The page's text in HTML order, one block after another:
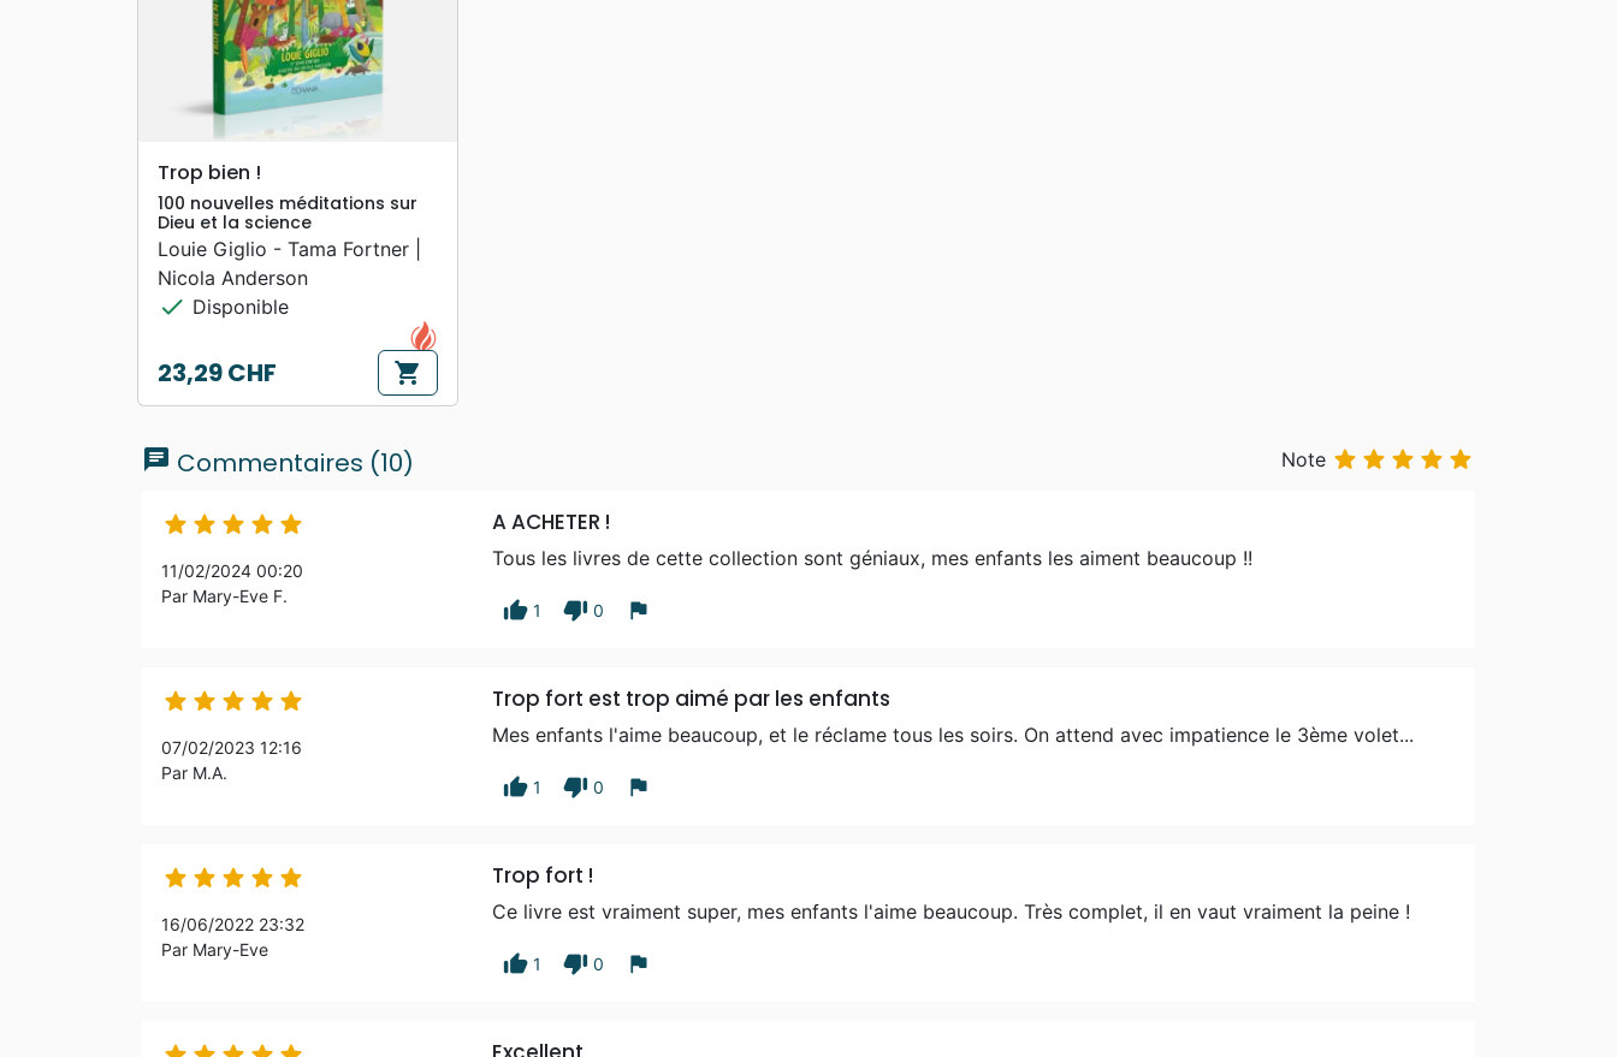
search APERÇU RAPIDE
Trop bien !
100 nouvelles méditations sur
Dieu et la science
Louie Giglio - Tama Fortner |
Nicola Anderson
check Disponible
Prix
23,29 CHF shopping_cart
chat Commentaires (10) Note     
    
11/02/2024 00:20
Par Mary-Eve F.
A ACHETER !
Tous les livres de cette collection sont géniaux, mes enfants les aiment beaucoup !!
thumb_up 1 thumb_down 0 flag
    
07/02/2023 12:16
Par M.A.
Trop fort est trop aimé par les enfants
Mes enfants l'aime beaucoup, et le réclame tous les soirs. On attend avec impatience le 3ème volet...
thumb_up 1 thumb_down 0 flag
    
16/06/2022 23:32
Par Mary-Eve
Trop fort !
Ce livre est vraiment super, mes enfants l'aime beaucoup. Très complet, il en vaut vraiment la peine !
thumb_up 1 thumb_down 0 flag